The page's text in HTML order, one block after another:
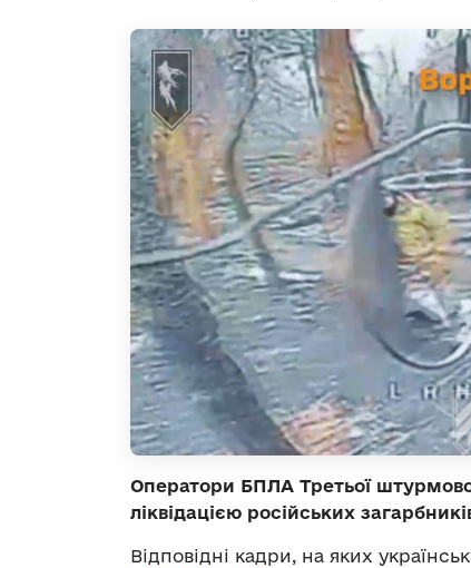
Оператори БПЛА Третьої
ліквідацією російських
Відповідні кадри, на яких